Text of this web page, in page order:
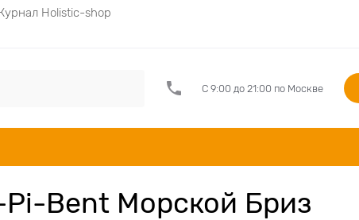
Holistic-shop
С 9:00 до 21:00 по Москве
Bent Морской Бриз